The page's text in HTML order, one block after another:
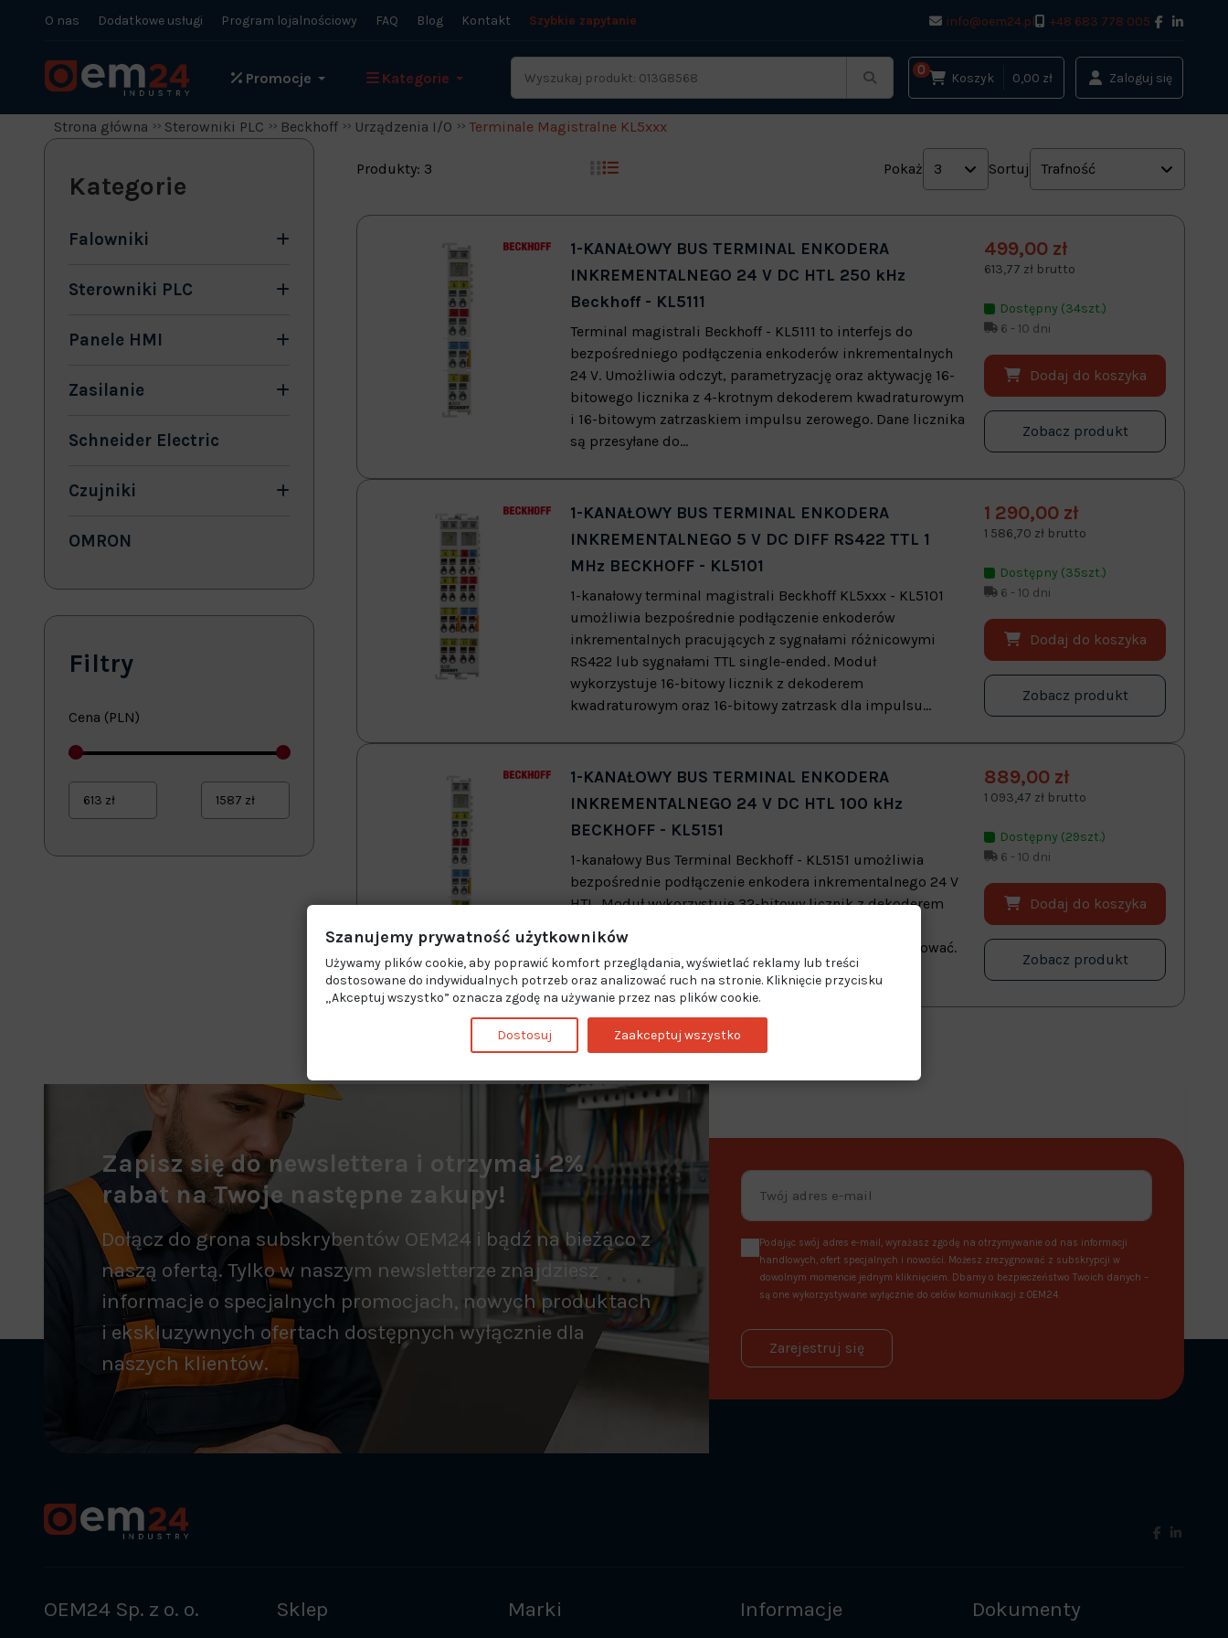
O nas Dodatkowe usługi Program lojalnościowy FAQ Blog Kontakt Szybkie zapytanie info@oem24.pl +48 683 778 005
Promocje Kategorie 0
Koszyk 0,00 zł Zaloguj się
Strona główna Sterowniki PLC Beckhoff Urządzenia I/O Terminale Magistralne KL5xxx
Produkty: 3 Pokaż 3 Sortuj Trafność
1-KANAŁOWY BUS TERMINAL ENKODERA
INKREMENTALNEGO 24 V DC HTL 250 kHz
Beckhoff - KL5111
Terminal magistrali Beckhoff - KL5111 to interfejs do
bezpośredniego podłączenia enkoderów inkrementalnych
24 V. Umożliwia odczyt, parametryzację oraz aktywację 16-
bitowego licznika z 4-krotnym dekoderem kwadraturowym
i 16-bitowym zatrzaskiem impulsu zerowego. Dane licznika
są przesyłane do...
499,00 zł
613,77 zł brutto
Dostępny (34szt.)
6 - 10 dni
Dodaj do koszyka
Zobacz produkt
1-KANAŁOWY BUS TERMINAL ENKODERA
INKREMENTALNEGO 5 V DC DIFF RS422 TTL 1
MHz BECKHOFF - KL5101
1-kanałowy terminal magistrali Beckhoff KL5xxx - KL5101
umożliwia bezpośrednie podłączenie enkoderów
inkrementalnych pracujących z sygnałami różnicowymi
RS422 lub sygnałami TTL single-ended. Moduł
wykorzystuje 16-bitowy licznik z dekoderem
kwadraturowym oraz 16-bitowy zatrzask dla impulsu...
1 290,00 zł
1 586,70 zł brutto
Dostępny (35szt.)
6 - 10 dni
Dodaj do koszyka
Zobacz produkt
1-KANAŁOWY BUS TERMINAL ENKODERA
INKREMENTALNEGO 24 V DC HTL 100 kHz
BECKHOFF - KL5151
1-kanałowy Bus Terminal Beckhoff - KL5151 umożliwia
bezpośrednie podłączenie enkodera inkrementalnego 24 V
HTL. Moduł wykorzystuje 32-bitowy licznik z dekoderem
kwadraturowym oraz 32-bitowy zatrzask impulsu
zerowego, który można odczytywać, ustawiać i aktywować.
Terminal może pracować również...
889,00 zł
1 093,47 zł brutto
Dostępny (29szt.)
6 - 10 dni
Dodaj do koszyka
Zobacz produkt
Kategorie
Falowniki
Sterowniki PLC
Panele HMI
Zasilanie
Schneider Electric
Czujniki
OMRON
Filtry
Cena (PLN)
613 zł 1587 zł
Zapisz się do newslettera i otrzymaj 2%
rabat na Twoje następne zakupy!
Dołącz do grona subskrybentów OEM24 i bądź na bieżąco z
naszą ofertą. Tylko w naszym newsletterze znajdziesz
informacje o specjalnych promocjach, nowych produktach
i ekskluzywnych ofertach dostępnych wyłącznie dla
naszych klientów.
Podając swój adres e-mail, wyrażasz zgodę na otrzymywanie od nas informacji
handlowych, ofert specjalnych i nowości. Możesz zrezygnować z subskrypcji w
dowolnym momencie jednym kliknięciem. Dbamy o bezpieczeństwo Twoich danych –
są one wykorzystywane wyłącznie do celów komunikacji z OEM24.
Zarejestruj się
OEM24 Sp. z o. o. Sklep Marki Informacje Dokumenty
Szanujemy prywatność użytkowników
Używamy plików cookie, aby poprawić komfort przeglądania, wyświetlać reklamy lub treści
dostosowane do indywidualnych potrzeb oraz analizować ruch na stronie. Kliknięcie przycisku
„Akceptuj wszystko” oznacza zgodę na używanie przez nas plików cookie.
Dostosuj Zaakceptuj wszystko